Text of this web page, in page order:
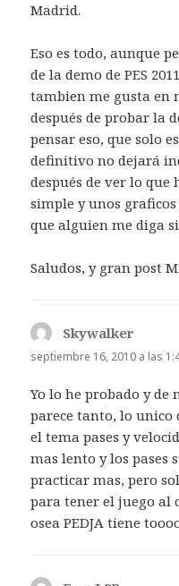
Madrid.
Eso es todo, aunque
de la demo de PES
tambien me gusta en
después de probar la
pensar eso, que solo
definitivo no dejará
después de ver lo
simple y unos
que alguien me diga
Saludos, y gran post
Skywalker
septiembre 16, 2010 a las
Yo lo he probado y
parece tanto, lo unico
el tema pases y
mas lento y los pases
practicar mas, pero
para tener el juego al
osea PEDJA tiene